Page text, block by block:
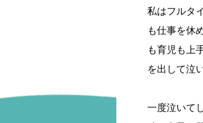
私はフルタ
も仕事を休
も育児も上
を出して泣
一度泣いて